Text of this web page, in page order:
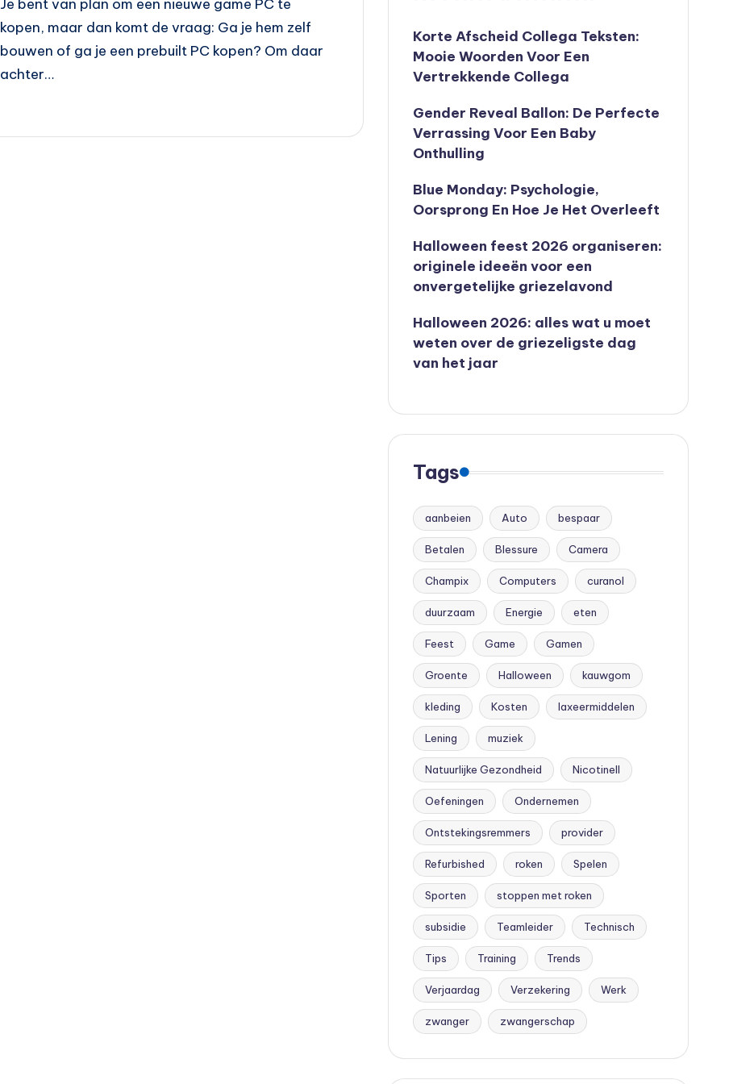
Je bent van plan om een nieuwe game PC te
kopen, maar dan komt de vraag: Ga je hem zelf
bouwen of ga je een prebuilt PC kopen? Om daar
achter…
Korte Afscheid Collega Teksten:
Mooie Woorden Voor Een
Vertrekkende Collega
Gender Reveal Ballon: De Perfecte
Verrassing Voor Een Baby
Onthulling
Blue Monday: Psychologie,
Oorsprong En Hoe Je Het Overleeft
Halloween feest 2026 organiseren:
originele ideeën voor een
onvergetelijke griezelavond
Halloween 2026: alles wat u moet
weten over de griezeligste dag
van het jaar
Tags
aanbeien Auto bespaar
Betalen Blessure Camera
Champix Computers curanol
duurzaam Energie eten
Feest Game Gamen
Groente Halloween kauwgom
kleding Kosten laxeermiddelen
Lening muziek
Natuurlijke Gezondheid Nicotinell
Oefeningen Ondernemen
Ontstekingsremmers provider
Refurbished roken Spelen
Sporten stoppen met roken
subsidie Teamleider Technisch
Tips Training Trends
Verjaardag Verzekering Werk
zwanger zwangerschap